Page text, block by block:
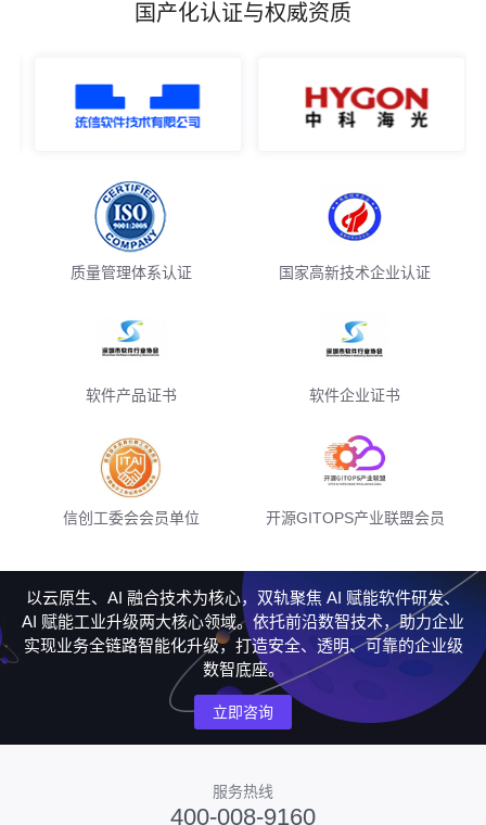
国产化认证与权威资质
质量管理体系认证 国家高新技术企业认证
软件产品证书 软件企业证书
信创工委会会员单位 开源GITOPS产业联盟会员
以云原生、AI 融合技术为核心，双轨聚焦 AI 赋能软件研发、
AI 赋能工业升级两大核心领域。依托前沿数智技术，助力企业
实现业务全链路智能化升级，打造安全、透明、可靠的企业级
数智底座。
立即咨询
服务热线
400-008-9160